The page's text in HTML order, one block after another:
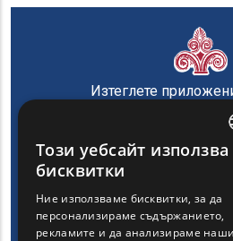
Изтеглете
на Регион Източна
Този уебсайт използва
бисквитки
Ние използваме бисквитки, за да
персонализираме съдържанието,
рекламите и да анализираме